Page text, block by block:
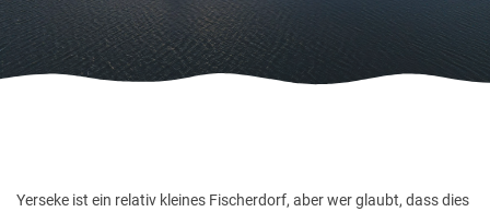
Yerseke ist ein relativ kleines Fischerdorf, aber wer glaubt, dass dies